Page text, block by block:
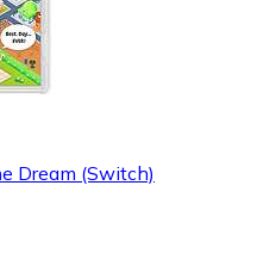
Dream (Switch)